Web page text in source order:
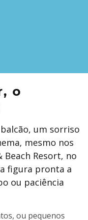
o
um sorriso
mesmo nos
Beach Resort, no
figura pronta a
ou paciência
ou pequenos